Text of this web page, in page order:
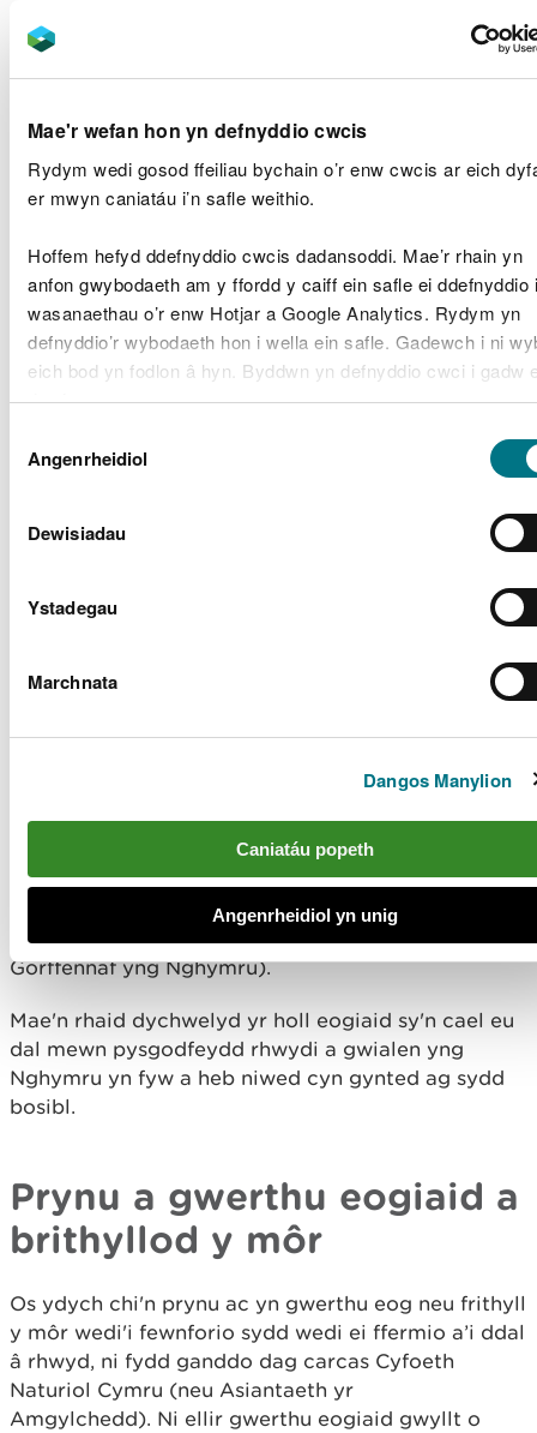
Mae'r wefan hon yn defnyddio cwcis
Rydym wedi gosod ffeiliau bychain o’r enw cwcis ar eich
er mwyn caniatáu i’n safle weithio.
Hoffem hefyd ddefnyddio cwcis dadansoddi. Mae’r rhain yn
anfon gwybodaeth am y ffordd y caiff ein safle ei ddefnyddio i
wasanaethau o’r enw Hotjar a Google Analytics. Rydym yn
defnyddio’r wybodaeth hon i wella ein safle. Gadewch i ni
eich bod yn fodlon â hyn. Byddwn yn defnyddio cwci i gadw
dewis.
Gellirdarllen mwy am ein cwcis
Caniatâd
Angenrheidiol
Dewisiadau
Ystadegau
Marchnata
Dangos Manylion
Caniatáu popeth
Angenrheidiol yn unig
marciau rhwyd ar y tagellau (llinellau tywyll
nodedig o gwmpas neu ar draws corff y pysgod)
Adnabod pysgod aflan
Mae pysgodyn 'aflan' yn un sydd ar fin silio, sydd
heb ddod ato’i hun eto.
Gall y pysgod hyn fod yn dywyll o ran lliw gyda
smotiau coch ar gloriau eu tagellau. Gall eu hesgyll
fod yn garpiog, a gall wyau neu leithon (sylwedd
llaethog gwyn) lifo o'r fent. Nid yw pysgod aflan yn
Byddwch yn torri'r gyfraith os byddwch chi'n prynu
Tymhorau caeedig
dymhorau caeedig gwahanol.
Gwiriwch reolau pysgota â gwialen dŵr croyw (is-
Gwiriwch reolau pysgota â gwialen dŵr croyw (is-
Gall pysgotwyr sy’n defnyddio rhwydi gymryd
brithyllod y môr yn unig (rhwng mis Mai a
Gorffennaf yng Nghymru).
Mae'n rhaid dychwelyd yr holl eogiaid sy'n cael eu
dal mewn pysgodfeydd rhwydi a gwialen yng
Nghymru yn fyw a heb niwed cyn gynted ag sydd
bosibl.
Prynu a gwerthu eogiaid a
brithyllod y môr
Os ydych chi'n prynu ac yn gwerthu eog neu frithyll
y môr wedi'i fewnforio sydd wedi ei ffermio a’i ddal
â rhwyd, ni fydd ganddo dag carcas Cyfoeth
Naturiol Cymru (neu Asiantaeth yr
Amgylchedd). Ni ellir gwerthu eogiaid gwyllt o